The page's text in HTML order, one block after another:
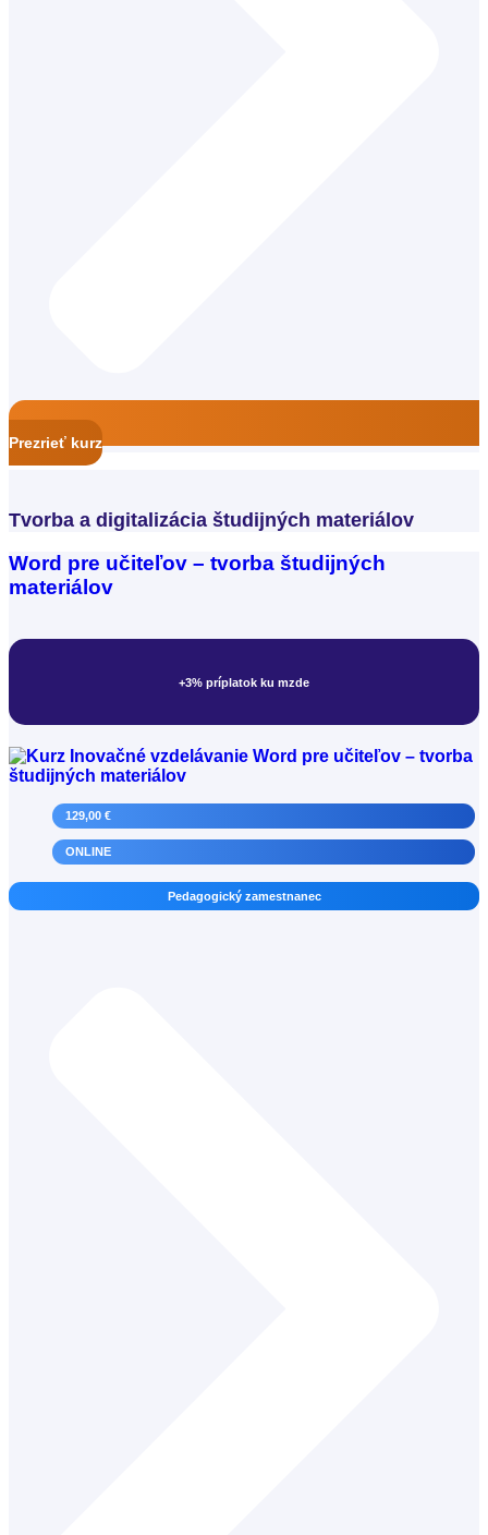
Prezrieť kurz
Tvorba a digitalizácia študijných materiálov
Word pre učiteľov – tvorba študijných
materiálov
+3% príplatok ku mzde
129,00 €
ONLINE
Pedagogický zamestnanec